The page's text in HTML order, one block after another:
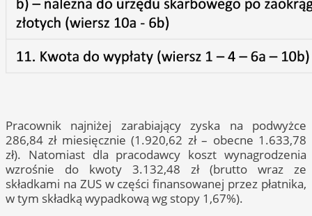
Pracownik najniżej zarabiający zyska na podwyżce
286,84 zł miesięcznie (1.920,62 zł – obecne 1.633,78
zł). Natomiast dla pracodawcy koszt wynagrodzenia
wzrośnie do kwoty 3.132,48 zł (brutto wraz ze
składkami na ZUS w części finansowanej przez płatnika,
w tym składką wypadkową wg stopy 1,67%).